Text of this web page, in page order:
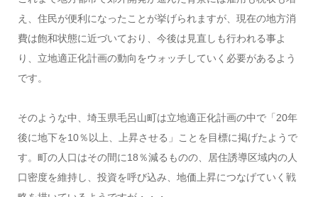
え、住民が便利になったことが挙げられますが、現在の地方消
費は飽和状態に近づいており、今後は見直しも行われる事よ
り、立地適正化計画の動向をウォッチしていく必要があるよう
です。
そのような中、埼玉県毛呂山町は立地適正化計画の中で「20年
後に地下を10％以上、上昇させる」ことを目標に掲げたようで
す。町の人口はその間に18％減るものの、居住誘導区域内の人
口密度を維持し、投資を呼び込み、地価上昇につなげていく戦